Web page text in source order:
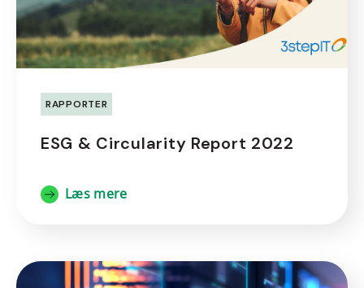
RAPPORTER
ESG & Circularity Report 2022
Læs mere